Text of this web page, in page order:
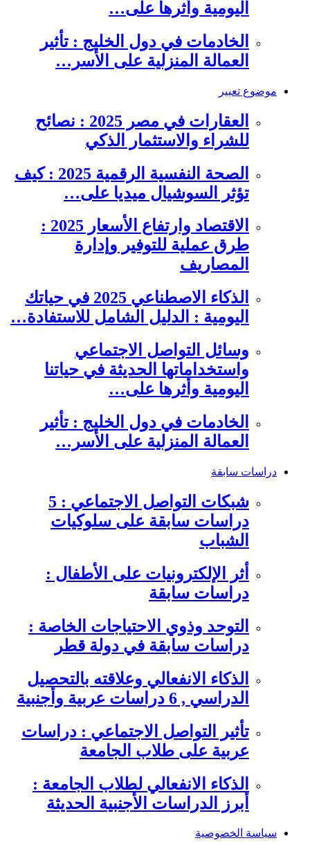
اليومية وأثرها على…
الخادمات في دول الخليج : تأثير
العمالة المنزلية على الأسر…
موضوع تعبير
العقارات في مصر 2025 : نصائح
للشراء والاستثمار الذكي
الصحة النفسية الرقمية 2025 : كيف
تؤثر السوشيال ميديا على…
الاقتصاد وارتفاع الأسعار 2025 :
طرق عملية للتوفير وإدارة
المصاريف
الذكاء الاصطناعي 2025 في حياتك
اليومية : الدليل الشامل للاستفادة…
وسائل التواصل الاجتماعي
واستخداماتها الحديثة في حياتنا
اليومية وأثرها على…
الخادمات في دول الخليج : تأثير
العمالة المنزلية على الأسر…
دراسات سابقة
شبكات التواصل الاجتماعي : 5
دراسات سابقة على سلوكيات
الشباب
أثر الإلكترونيات على الأطفال :
دراسات سابقة
التوحد وذوي الاحتياجات الخاصة :
دراسات سابقة في دولة قطر
الذكاء الانفعالي وعلاقته بالتحصيل
الدراسي , 6 دراسات عربية وأجنبية
تأثير التواصل الاجتماعي : دراسات
عربية على طلاب الجامعة
الذكاء الانفعالي لطلاب الجامعة :
أبرز الدراسات الأجنبية الحديثة
سياسة الخصوصية